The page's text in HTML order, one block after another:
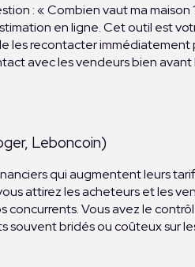
: « Combien vaut ma
en ligne. Cet outil est
recontacter
avec les vendeurs bien avant
Leboncoin)
qui augmentent leurs
attirez les acheteurs et les
concurrents. Vous avez le
souvent bridés ou coûteux sur